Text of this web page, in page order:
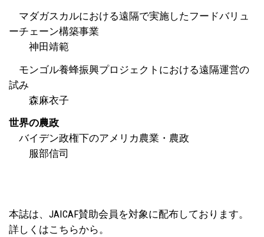
マダガスカルにおける遠隔で実施したフードバリュ
ーチェーン構築事業
神田靖範
モンゴル養蜂振興プロジェクトにおける遠隔運営の
試み
森麻衣子
世界の農政
バイデン政権下のアメリカ農業・農政
服部信司
本誌は、JAICAF賛助会員を対象に配布しております。
詳しくはこちらから。